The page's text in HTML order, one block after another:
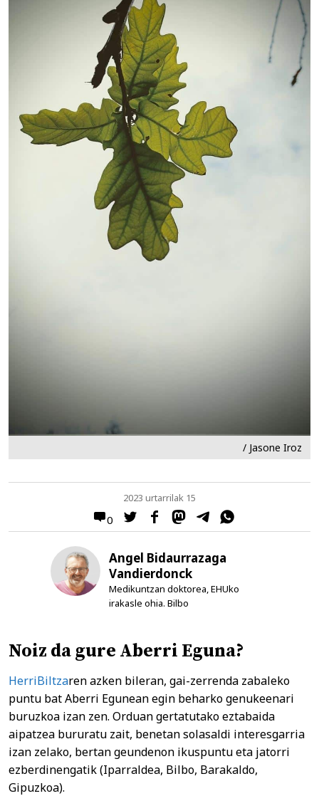
/ Jasone Iroz
0
2023 urtarrilak 15
Angel Bidaurrazaga
Vandierdonck
Medikuntzan doktorea, EHUko
irakasle ohia. Bilbo
Noiz da gure Aberri Eguna?
HerriBiltzaren azken bileran, gai-zerrenda zabaleko
puntu bat Aberri Egunean egin beharko genukeenari
buruzkoa izan zen. Orduan gertatutako eztabaida
aipatzea bururatu zait, benetan solasaldi interesgarria
izan zelako, bertan geundenon ikuspuntu eta jatorri
ezberdinengatik (Iparraldea, Bilbo, Barakaldo,
Gipuzkoa).